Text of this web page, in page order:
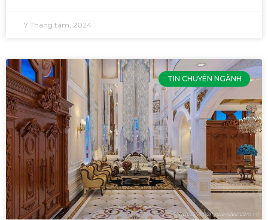
7 Tháng tám, 2024
TIN CHUYÊN NGÀNH